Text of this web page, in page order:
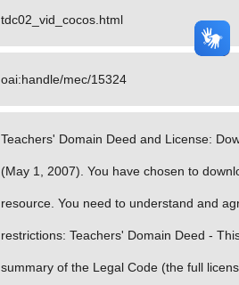
tdc02_vid_cocos.html
oai:handle/mec/15324
Teachers' Domain Deed and License:
(May 1, 2007). You have chosen to
resource. You need to understand and
restrictions: Teachers' Domain Deed -
summary of the Legal Code (the full